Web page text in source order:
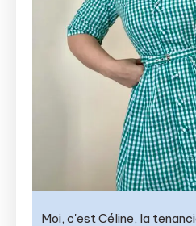
Moi, c'est Céline, la